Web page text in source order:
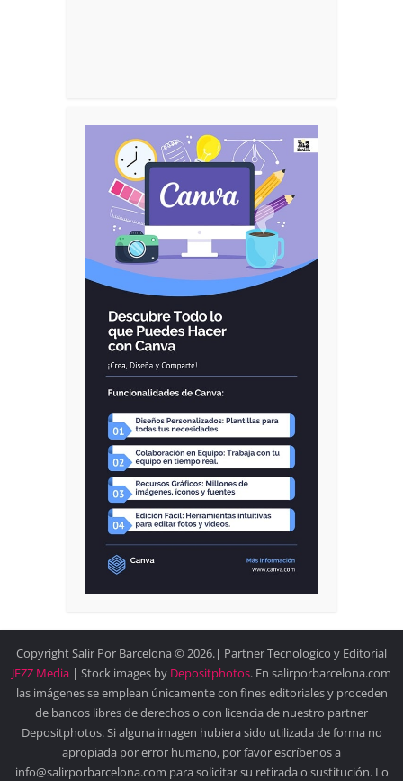
Copyright Salir Por Barcelona © 2026.| Partner Tecnologico y Editorial
JEZZ Media | Stock images by Depositphotos. En salirporbarcelona.com
las imágenes se emplean únicamente con fines editoriales y proceden
de bancos libres de derechos o con licencia de nuestro partner
Depositphotos. Si alguna imagen hubiera sido utilizada de forma no
apropiada por error humano, por favor escríbenos a
info@salirporbarcelona.com para solicitar su retirada o sustitución. Lo